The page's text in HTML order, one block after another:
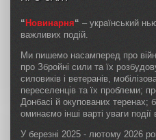
“ Новинарня“ – український
важливих подій.
Ми пишемо насамперед про
про Збройні сили та їх
силовиків і ветеранів,
переселенців та їх проблеми;
Донбасі й окупованих теренах;
оминаємо інші варті уваги події в
У березні 2025 - лютому 2026